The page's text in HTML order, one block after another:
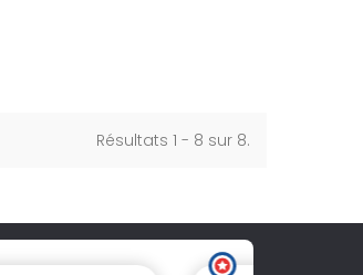
Résultats 1 - 8 sur 8.